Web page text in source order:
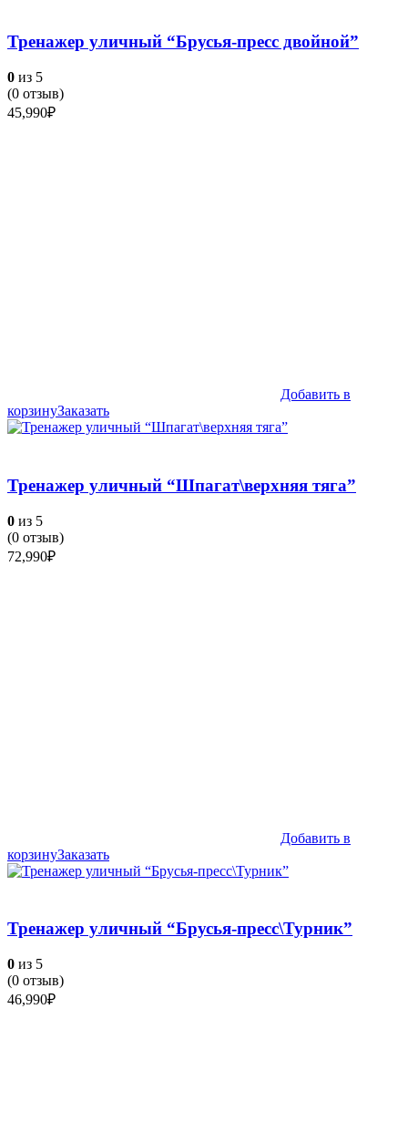
Тренажер уличный “Брусья-пресс двойной”
0 из 5
(0 отзыв)
45,990₽
Добавить в
корзинуЗаказать
Тренажер уличный “Шпагат\верхняя тяга”
0 из 5
(0 отзыв)
72,990₽
Добавить в
корзинуЗаказать
Тренажер уличный “Брусья-пресс\Турник”
0 из 5
(0 отзыв)
46,990₽